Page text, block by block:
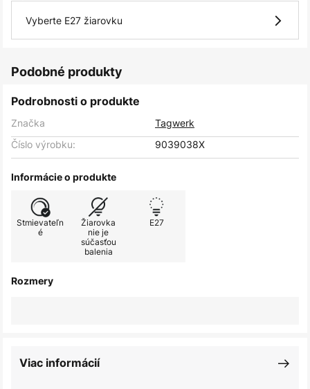
Vyberte E27 žiarovku
Podobné produkty
Podrobnosti o produkte
Značka
Tagwerk
Číslo výrobku:
9039038X
Informácie o produkte
Stmievateľn
é
Žiarovka
nie je
súčasťou
balenia
E27
Rozmery
Viac informácií